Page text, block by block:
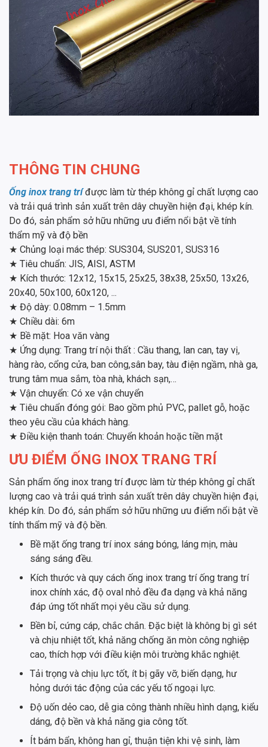
THÔNG TIN CHUNG
Ống inox trang tríđược làm từ thép không gỉ chất lượng cao
và trải quá trình sản xuất trên dây chuyền hiện đại, khép kín.
Do đó, sản phẩm sở hữu những ưu điểm nổi bật về tính
thẩm mỹ và độ bền
★ Chủng loại mác thép: SUS304, SUS201, SUS316
★ Tiêu chuẩn: JIS, AISI, ASTM
★ Kích thước: 12x12, 15x15, 25x25, 38x38, 25x50, 13x26,
20x40, 50x100, 60x120, ...
★ Độ dày: 0.08mm – 1.5mm
★ Chiều dài: 6m
★ Bề mặt: Hoa văn vàng
★ Ứng dụng: Trang trí nội thất : Cầu thang, lan can, tay vị,
hàng rào, cổng cửa, ban công,sân bay, tàu điện ngầm, nhà ga,
trung tâm mua sắm, tòa nhà, khách sạn,…
★ Vận chuyển: Có xe vận chuyển
★ Tiêu chuẩn đóng gói: Bao gồm phủ PVC, pallet gỗ, hoặc
theo yêu cầu của khách hàng.
★ Điều kiện thanh toán: Chuyển khoản hoặc tiền mặt
ƯU ĐIỂM ỐNG INOX TRANG TRÍ
Sản phẩm ống inox trang trí được làm từ thép không gỉ chất
lượng cao và trải quá trình sản xuất trên dây chuyền hiện đại,
khép kín. Do đó, sản phẩm sở hữu những ưu điểm nổi bật về
tính thẩm mỹ và độ bền.
Bề mặt ống trang trí inox sáng bóng, láng mịn, màu
sáng sáng đều.
Kích thước và quy cách ống inox trang trí ống trang trí
inox chính xác, độ oval nhỏ đều đa dạng và khả năng
đáp ứng tốt nhất mọi yêu cầu sử dụng.
Bền bỉ, cứng cáp, chắc chắn. Đặc biệt là không bị gì sét
và chịu nhiệt tốt, khả năng chống ăn mòn công nghiệp
cao, thích hợp với điều kiện môi trường khắc nghiệt.
Tải trọng và chịu lực tốt, ít bị gãy vỡ, biến dạng, hư
hỏng dưới tác động của các yếu tố ngoại lực.
Độ uốn dẻo cao, dễ gia công thành nhiều hình dạng, kiểu
dáng, độ bền và khả năng gia công tốt.
Ít bám bẩn, không han gỉ, thuận tiện khi vệ sinh, làm